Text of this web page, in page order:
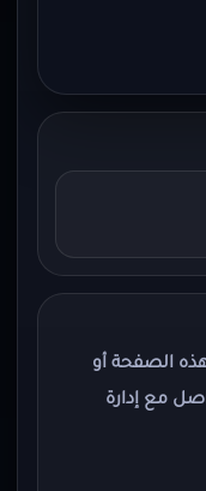
الصفحة أو
مع إدارة